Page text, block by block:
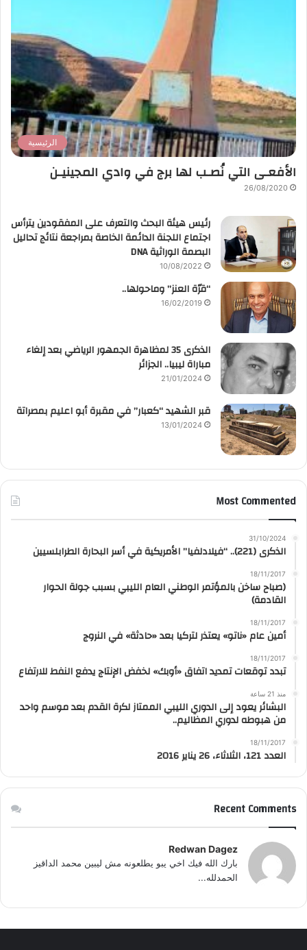
الرئيسية
الأفعـى التي نُصـب لها برج في وادي المجينيـن
26/08/2020
رئيس هيئة البحث والتعرف على المفقودين يترأس
اجتماع اللجنة الدائمة الخاصة بمراجعة نتائج تحاليل
البصمة الوراثية DNA
10/08/2022
“قرّة العنز” وماحولها..
16/02/2019
الذكرى 35 لمظاهرة الجمهور الرياضي بعد إلغاء
مباراة ليبيا.. الجزائر
21/01/2024
قبر الشهيد “كعبار” في مقبرة أبو اعليم بمصراتة
13/01/2024
Most Commented
31/10/2024
الذكرى (221).. “فيلادلفيا” الأمريكية في أسر البحارة الطرابلسيين
18/11/2017
(صباح ساخن بالمؤتمر الوطني العام الليبي بسبب جولة الحوار
القادمة)
18/11/2017
أمين عام «ناتو» يعتذر لتركيا بعد «حادثة» في النروج
18/11/2017
تبدد توقعات تمديد اتفاق «أوبك» لخفض الإنتاج يدفع النفط للارتفاع
منذ 21 ساعة
البشائر يعود إلى الدوري الليبي الممتاز لكرة القدم بعد موسم واحد
من هبوطه لدوري المظاليم..
18/11/2017
العدد 121، الثلاثاء، 26 يناير 2016
Recent Comments
Redwan Dagez
بارك الله فيك اخي يبو يطلعونه مش ليبين محمد الداقيز
الحمدلله...